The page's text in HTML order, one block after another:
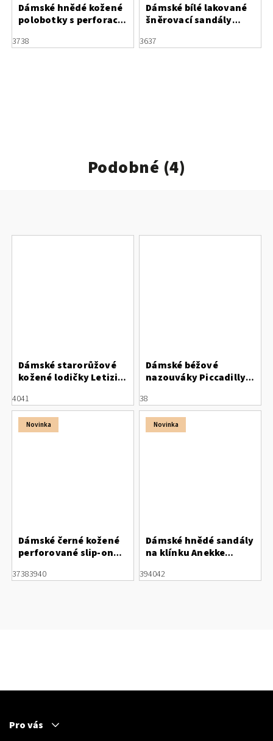
Dámské hnědé kožené
polobotky s perforací
3738
Dámské bílé lakované
šněrovací sandály
3637
Podobné (4)
Dámské starorůžové
kožené lodičky Letizia
4041
Dámské béžové
nazouváky Piccadilly s
stélkami 568079-3
38
Novinka
Dámské černé kožené
perforované slip-on
37383940
Novinka
Dámské hnědé sandály
na klínku Anekke
394042
Pro vás